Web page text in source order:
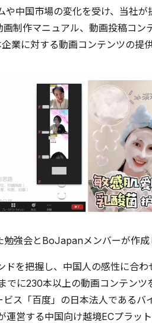
中国市場の変化を受け、当社
制作マニュアル、動画投稿コ
業に対する動画コンテンツの提
勉強会とBoJapanメンバーが作
を把握し、中国人の感性に合
に230本以上の動画コンテン
ス「百度」の日本法人である
営する中国向け越境ECプラッ